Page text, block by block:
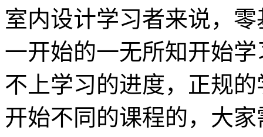
室内设计学习者来说，
一开始的一无所知开始
不上学习的进度，正规
开始不同的课程的，大